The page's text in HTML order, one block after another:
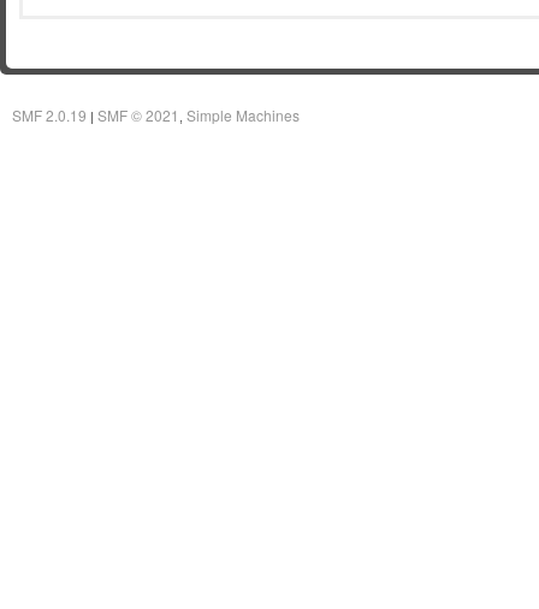
SMF 2.0.19 | SMF © 2021 Simple Machines